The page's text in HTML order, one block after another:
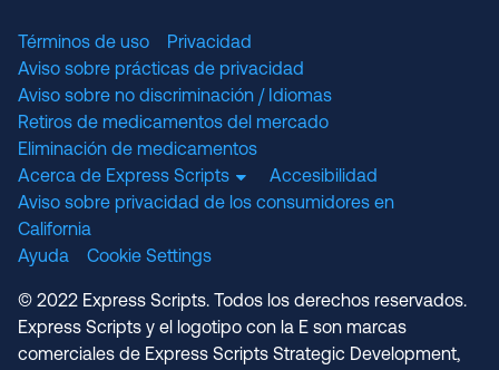
Términos de uso
Privacidad
Aviso sobre prácticas de privacidad
Aviso sobre no discriminación / Idiomas
Retiros de medicamentos del mercado
Eliminación de medicamentos
Acerca de Express Scripts
Accesibilidad
Aviso sobre privacidad de los consumidores en
California
Ayuda
Cookie Settings
© 2022 Express Scripts. Todos los derechos reservados.
Express Scripts y el logotipo con la E son marcas
comerciales de Express Scripts Strategic Development,